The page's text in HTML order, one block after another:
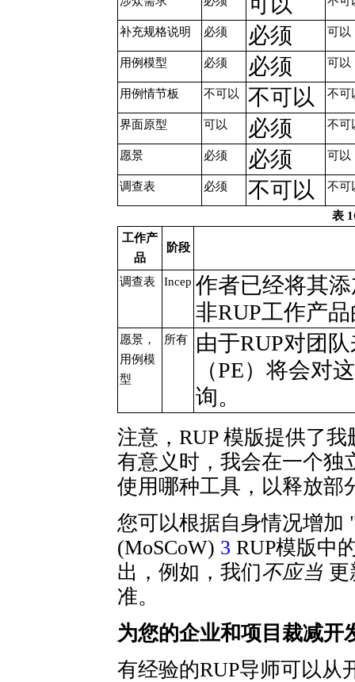
补充规格说明 必须 必须 可以
用例模型 必须 必须 可以
用例情节板 不可以 不可以 不可
界面原型 可以 必须 不可
愿景 必须 必须 可以
调查表 必须 不可以 不可
表
工作产
品
阶段
调查表 Incep 作者已经将其
非RUP工作产
愿景，
用例模
型
所有
由于RUP对团
（PE）将会对
询。
注意，RUP 模版提供了
有意义时，我会在一个独
使用哪种工具，以释放部
您可以根据自身情况增加
(MoSCoW) 3 RUP模版中
出，例如，我们不应当 更
准。
为您的企业和项目裁减开
有经验的RUP导师可以从